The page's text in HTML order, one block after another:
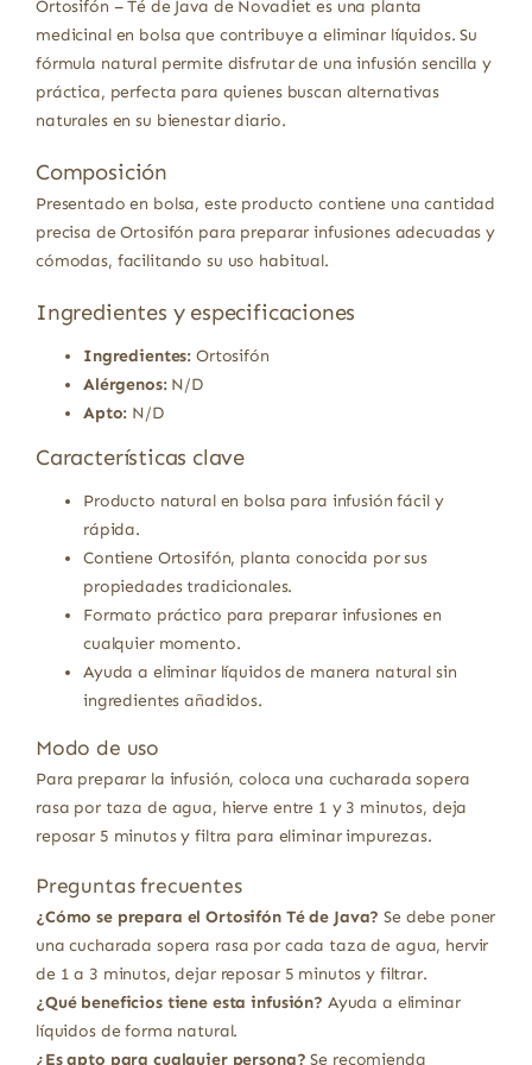
Ortosifón – Té de Java de Novadiet es una planta
medicinal en bolsa que contribuye a eliminar líquidos. Su
fórmula natural permite disfrutar de una infusión sencilla y
práctica, perfecta para quienes buscan alternativas
naturales en su bienestar diario.
Composición
Presentado en bolsa, este producto contiene una cantidad
precisa de Ortosifón para preparar infusiones adecuadas y
cómodas, facilitando su uso habitual.
Ingredientes y especificaciones
Ingredientes: Ortosifón
Alérgenos:N/D
Apto: N/D
Características clave
Producto natural en bolsa para infusión fácil y
rápida.
Contiene Ortosifón, planta conocida por sus
propiedades tradicionales.
Formato práctico para preparar infusiones en
cualquier momento.
Ayuda a eliminar líquidos de manera natural sin
ingredientes añadidos.
Modo de uso
Para preparar la infusión, coloca una cucharada sopera
rasa por taza de agua, hierve entre 1 y 3 minutos, deja
reposar 5 minutos y filtra para eliminar impurezas.
Preguntas frecuentes
¿Cómo se prepara el Ortosifón Té de Java? Se debe poner
una cucharada sopera rasa por cada taza de agua, hervir
de 1 a 3 minutos, dejar reposar 5 minutos y filtrar.
¿Qué beneficios tiene esta infusión? Ayuda a eliminar
líquidos de forma natural.
¿Es apto para cualquier persona? Se recomienda